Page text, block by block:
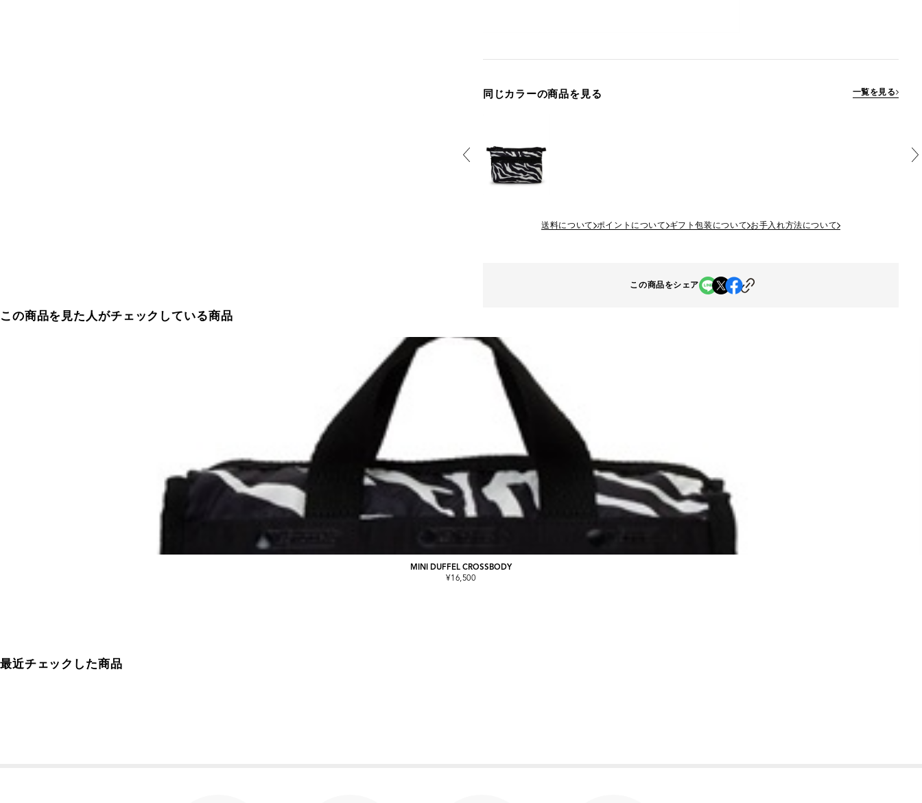
同じカラーの商品を見る 一覧を見る
送料について ポイントについて ギフト包装について お手入れ方法について
この商品をシェア
この商品を見た人がチェックしている商品
MINI DUFFEL CROSSBODY
¥16,500
最近チェックした商品